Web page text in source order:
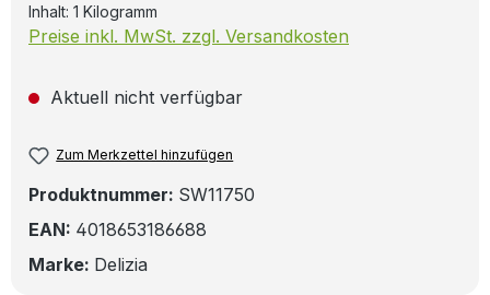
Inhalt: 1 Kilogramm
Preise inkl. MwSt. zzgl. Versandkosten
Aktuell nicht verfügbar
Zum Merkzettel hinzufügen
Produktnummer: SW11750
EAN: 4018653186688
Marke: Delizia